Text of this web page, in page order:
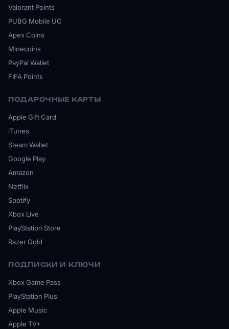
Valorant Points
PUBG Mobile UC
Apex Coins
Minecoins
PayPal Wallet
FIFA Points
ПОДАРОЧНЫЕ КАРТЫ
Apple Gift Card
iTunes
Steam Wallet
Google Play
Amazon
Netflix
Spotify
Xbox Live
PlayStation Store
Razer Gold
ПОДПИСКИ И КЛЮЧИ
Xbox Game Pass
PlayStation Plus
Apple Music
Apple TV+